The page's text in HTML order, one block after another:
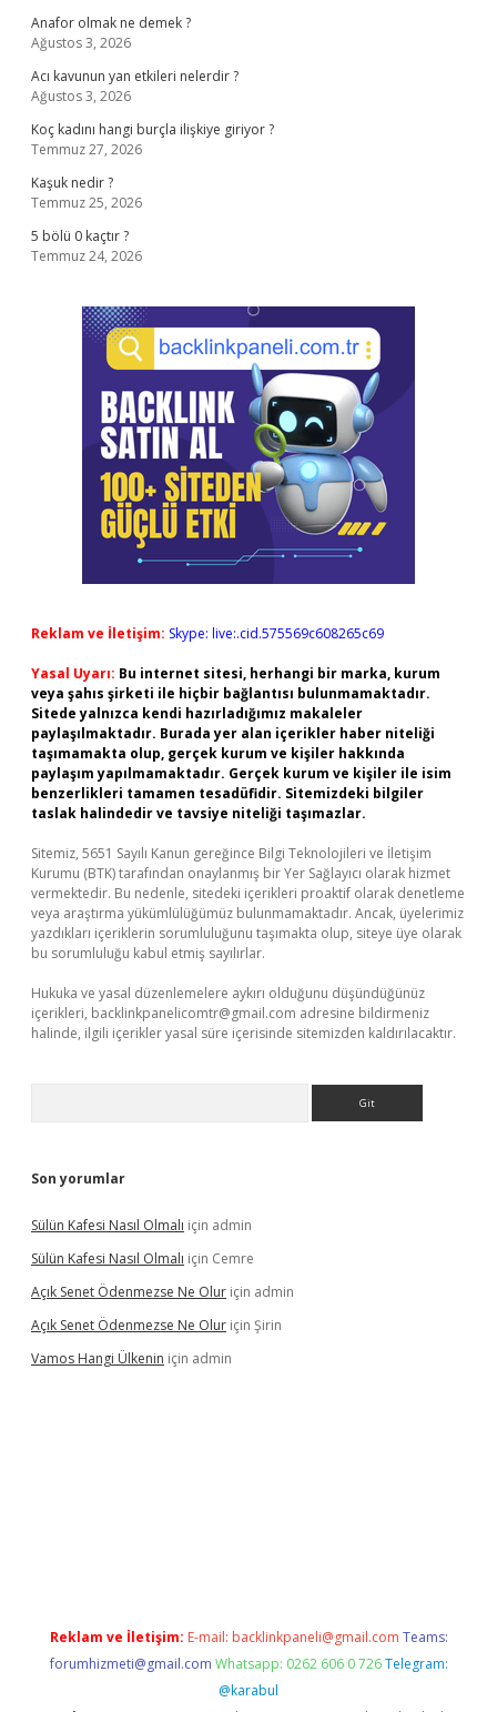
Anafor olmak ne demek ?
Ağustos 3, 2026
Acı kavunun yan etkileri nelerdir ?
Ağustos 3, 2026
Koç kadını hangi burçla ilişkiye giriyor ?
Temmuz 27, 2026
Kaşuk nedir ?
Temmuz 25, 2026
5 bölü 0 kaçtır ?
Temmuz 24, 2026
Reklam ve İletişim: Skype: live:.cid.575569c608265c69
Yasal Uyarı: Bu internet sitesi, herhangi bir marka, kurum
veya şahıs şirketi ile hiçbir bağlantısı bulunmamaktadır.
Sitede yalnızca kendi hazırladığımız makaleler
paylaşılmaktadır. Burada yer alan içerikler haber niteliği
taşımamakta olup, gerçek kurum ve kişiler hakkında
paylaşım yapılmamaktadır. Gerçek kurum ve kişiler ile isim
benzerlikleri tamamen tesadüfidir. Sitemizdeki bilgiler
taslak halindedir ve tavsiye niteliği taşımazlar.
Sitemiz, 5651 Sayılı Kanun gereğince Bilgi Teknolojileri ve İletişim
Kurumu (BTK) tarafından onaylanmış bir Yer Sağlayıcı olarak hizmet
vermektedir. Bu nedenle, sitedeki içerikleri proaktif olarak denetleme
veya araştırma yükümlülüğümüz bulunmamaktadır. Ancak, üyelerimiz
yazdıkları içeriklerin sorumluluğunu taşımakta olup, siteye üye olarak
bu sorumluluğu kabul etmiş sayılırlar.
Hukuka ve yasal düzenlemelere aykırı olduğunu düşündüğünüz
içerikleri, backlinkpanelicomtr@gmail.com adresine bildirmeniz
halinde, ilgili içerikler yasal süre içerisinde sitemizden kaldırılacaktır.
Son yorumlar
Sülün Kafesi Nasıl Olmalı için admin
Sülün Kafesi Nasıl Olmalı için Cemre
Açık Senet Ödenmezse Ne Olur için admin
Açık Senet Ödenmezse Ne Olur için Şirin
Vamos Hangi Ülkenin için admin
Reklam ve İletişim: E-mail: backlinkpaneli@gmail.com Teams:
forumhizmeti@gmail.com Whatsapp: 0262 606 0 726 Telegram:
@karabul